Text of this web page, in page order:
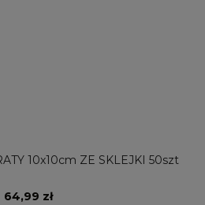
10x10cm ZE SKLEJKI 50szt
64,99 zł